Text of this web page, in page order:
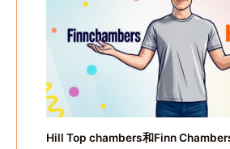
Hill Top chambers和Finn